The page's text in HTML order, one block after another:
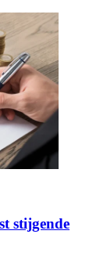
stijgende